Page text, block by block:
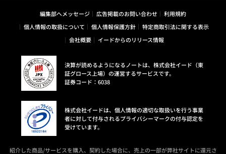
編集部へメッセージ 広告掲載のお問い合わせ
利用規約
個人情報の取扱について
個人情報保護方針
特定商取引法に関する表示
会社概要
イードからのリリース情報
決算が読めるようになるノートは、株式会社イード（東
証グロース上場）の運営するサービスです。
証券コード：6038
株式会社イードは、個人情報の適切な取扱いを行う事業
者に対して付与されるプライバシーマークの付与認定を
受けています。
紹介した商品/サービスを購入、契約した場合に、売上の一部が弊社サイトに還元さ